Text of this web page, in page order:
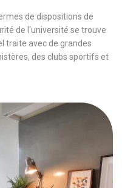
de dispositions de
de l'université se trouve
traite avec de grandes
des clubs sportifs et